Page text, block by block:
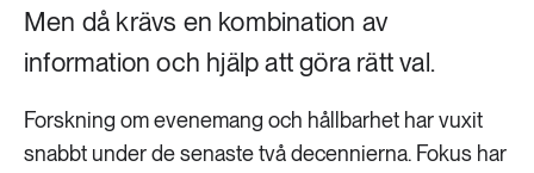
Men då krävs en kombination av
information och hjälp att göra rätt val.
Forskning om evenemang och hållbarhet har vuxit
snabbt under de senaste två decennierna. Fokus har